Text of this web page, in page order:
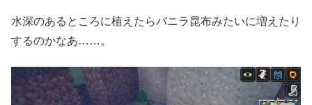
水深のあるところに植えたらバニラ昆布みたいに増えたり
するのかなあ……。